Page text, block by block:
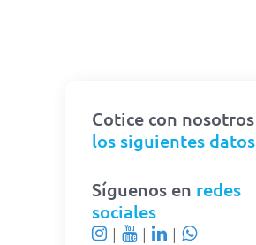
Cotice con nosotros
los siguientes datos
Síguenos en redes
sociales
| | |